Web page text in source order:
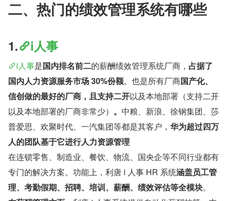
二、热门的绩效管理系统有哪些
1. i人事
i人事是国内排名前二的薪酬绩效管理系统厂商， 占据了
国内人力资源服务市场 30%份额。也是所有厂商国产化、
信创做的最好的厂商，且支持二开以及本地部署（支持二开
以及本地部署的厂商非常少） 。 中粮、新浪、徐钢集团、莎
普爱思、欢聚时代、一汽集团等都是其客户， 华为超过四万
人的团队基于它进行人力资源管理
在连锁零售、制造业、餐饮、物流、国央企等不同行业都有
专门的解决方案。功能上，利唐 i 人事 HR 系统涵盖员工管
理、考勤假期、招聘、培训、薪酬、绩效评估等全模块。